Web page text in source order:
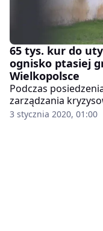
65 tys. kur do
ognisko ptasiej
Wielkopolsce
Podczas
zarządzania
wielkopolskiego
działań w związku
3 stycznia 2020, 01:00